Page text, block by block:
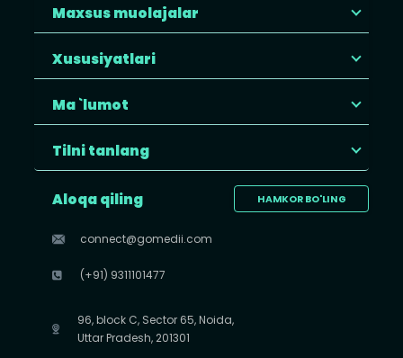
Maxsus muolajalar
Xususiyatlari
Ma `lumot
Tilni tanlang
HAMKOR BO'LING
Aloqa qiling
connect@gomedii.com
(+91) 9311101477
96, block C, Sector 65, Noida,
Uttar Pradesh, 201301